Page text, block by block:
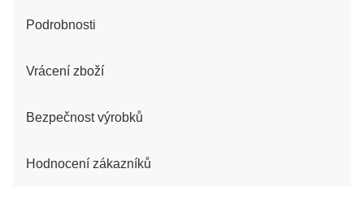
Podrobnosti
Vrácení zboží
Bezpečnost výrobků
Hodnocení zákazníků